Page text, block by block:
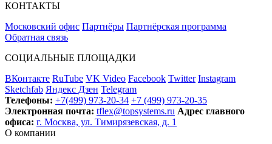
КОНТАКТЫ
Московский офис Партнёры Партнёрская программа
Обратная связь
СОЦИАЛЬНЫЕ ПЛОЩАДКИ
ВКонтакте RuTube VK Video Facebook Twitter Instagram
Sketchfab Яндекс Дзен Telegram
Телефоны: +7(499) 973-20-34 +7 (499) 973-20-35
Электронная почта: tflex@topsystems.ru Адрес главного
офиса: г. Москва, ул. Тимирязевская, д. 1
О компании